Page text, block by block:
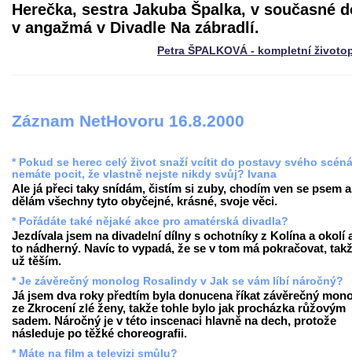
Herečka, sestra Jakuba Špalka, v současné
v angažmá v Divadle Na zábradlí.
Petra ŠPALKOVÁ - kompletní
Záznam NetHovoru 16.8.2000
* Pokud se herec celý život snaží vcítit do postavy svého
nemáte pocit, že vlastně nejste nikdy svůj? Ivana
Ale já přeci taky snídám, čistím si zuby, chodím ven se psem a
dělám všechny tyto obyčejné, krásné, svoje věci.
* Pořádáte také nějaké akce pro amatérská divadla?
Jezdívala jsem na divadelní dílny s ochotníky z Kolína a okolí
to nádherný. Navíc to vypadá, že se v tom má pokračovat,
už těším.
* Je závěrečný monolog Rosalindy v Jak se vám líbí náročný?
Já jsem dva roky předtím byla donucena říkat závěrečný
ze Zkrocení zlé ženy, takže tohle bylo jak procházka růžovým
sadem. Náročný je v této inscenaci hlavně na dech, protože
následuje po těžké choreografii.
* Máte na film a televizi smůlu?